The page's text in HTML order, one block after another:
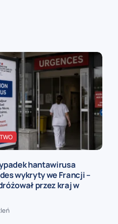
hantawirusa
wykryty we Francji –
przez kraj w